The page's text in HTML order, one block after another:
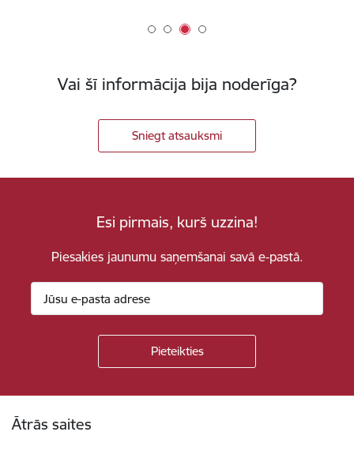
Vai šī informācija bija noderīga?
Sniegt atsauksmi
Esi pirmais, kurš uzzina!
Piesakies jaunumu saņemšanai savā e-pastā.
Ātrās saites